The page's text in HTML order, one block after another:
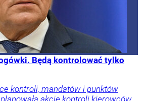
Będą kontrolować tylko
kontroli, mandatów i punktów
akcję kontroli kierowców.